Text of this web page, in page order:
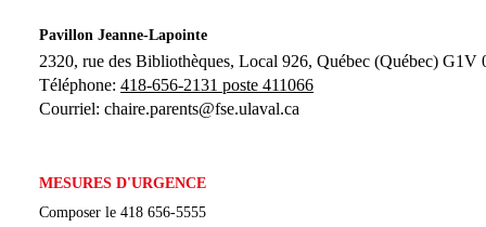
Pavillon Jeanne-Lapointe
2320, rue des Bibliothèques, Local 926, Québec (Québec) G1V
Téléphone: 418-656-2131 poste 411066
Courriel: chaire.parents@fse.ulaval.ca
MESURES D'URGENCE
Composer le 418 656-5555